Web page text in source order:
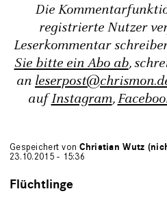
Die
registrierte Nutzer
Leserkommentar
Sie bitte ein Abo ab,
an
aufInstagram,
Gespeichert vonChristian Wutz
23.10.2015 - 15:36
Flüchtlinge